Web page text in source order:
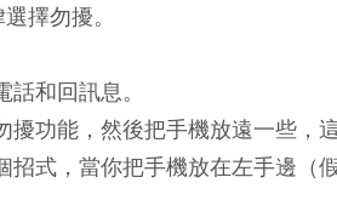
擇勿擾。
和回訊息。
功能，然後把手機放遠一些，
式，當你把手機放在左手邊（